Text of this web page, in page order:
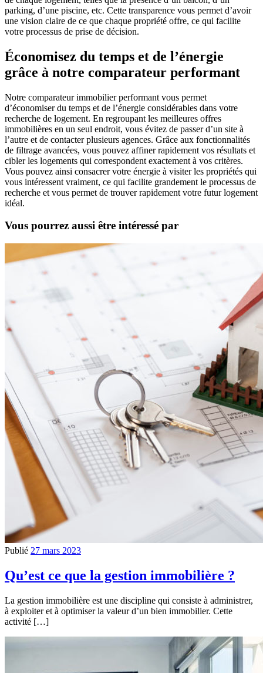
parking, d’une piscine, etc. Cette transparence vous permet d’avoir
une vision claire de ce que chaque propriété offre, ce qui facilite
votre processus de prise de décision.
Économisez du temps et de l’énergie
grâce à notre comparateur performant
Notre comparateur immobilier performant vous permet
d’économiser du temps et de l’énergie considérables dans votre
recherche de logement. En regroupant les meilleures offres
immobilières en un seul endroit, vous évitez de passer d’un site à
l’autre et de contacter plusieurs agences. Grâce aux fonctionnalités
de filtrage avancées, vous pouvez affiner rapidement vos résultats et
cibler les logements qui correspondent exactement à vos critères.
Vous pouvez ainsi consacrer votre énergie à visiter les propriétés qui
vous intéressent vraiment, ce qui facilite grandement le processus de
recherche et vous permet de trouver rapidement votre futur logement
idéal.
Vous pourrez aussi être intéressé par
Publié 27 mars 2023
Qu’est ce que la gestion immobilière ?
La gestion immobilière est une discipline qui consiste à administrer,
à exploiter et à optimiser la valeur d’un bien immobilier. Cette
activité […]